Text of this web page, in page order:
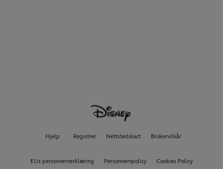
Hjelp Registrer Nettstedskart Brukervilkår
EUs personvernerklæring Personvernpolicy Cookies Policy